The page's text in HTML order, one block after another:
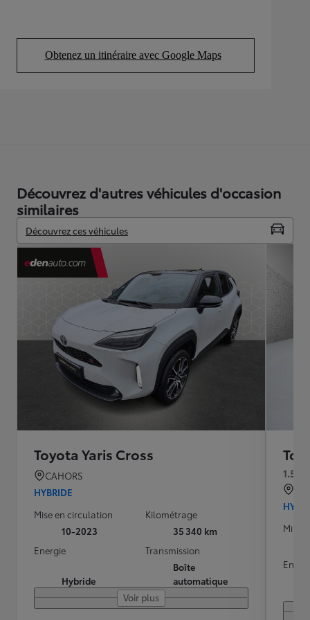
Obtenez un itinéraire avec Google Maps
(Opens in new tab)
Découvrez d'autres véhicules d'occasion
similaires
Découvrez ces véhicules
Toyota Yaris Cross
CAHORS
HYBRIDE
Mise en circulation
10-2023
Kilométrage
35 340 km
Energie
Hybride
Transmission
Boîte
automatique
Voir plus
1.5
Mise